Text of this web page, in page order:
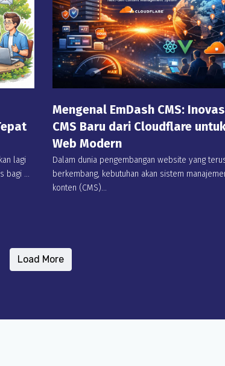
lagi
bagi ...
Mengenal EmDash CMS:
CMS Baru dari Cloudflare
Web Modern
Dalam dunia pengembangan website yang
berkembang, kebutuhan akan sistem
konten (CMS)...
Load More